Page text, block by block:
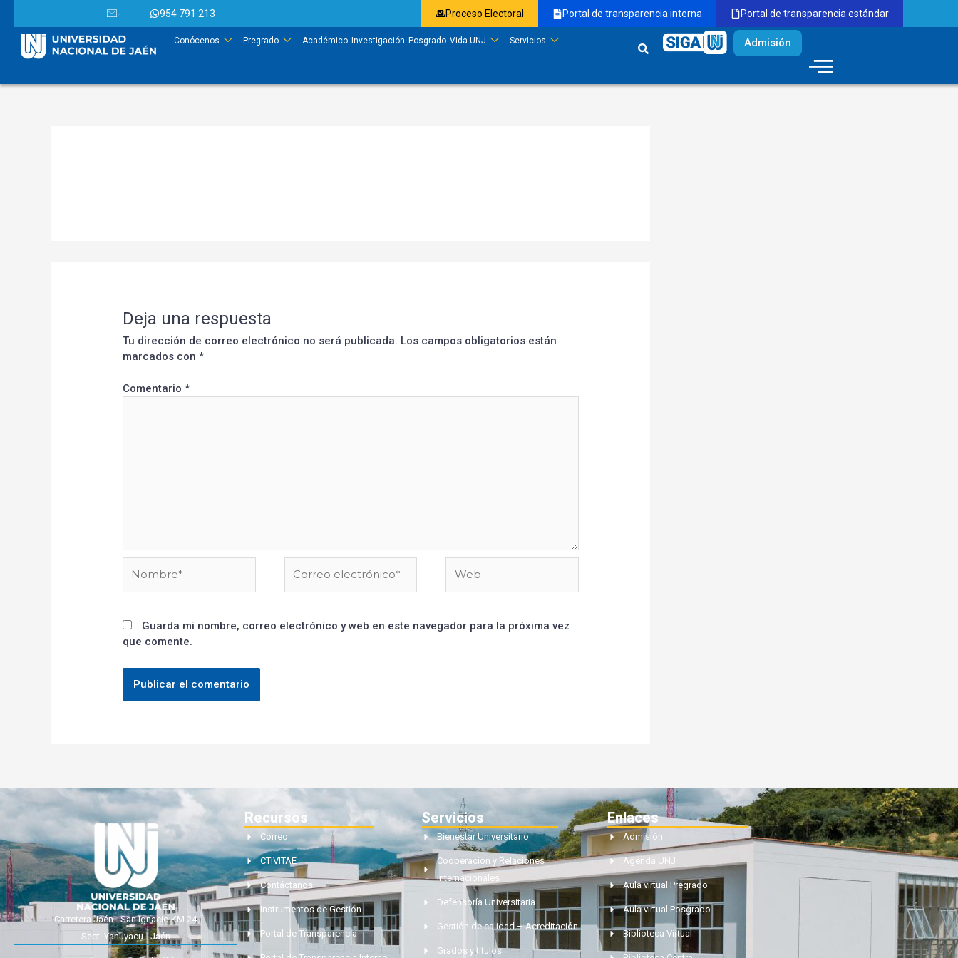
- 954 791 213 Proceso Electoral Portal de transparencia interna Portal de transparencia estándar
Conócenos Pregrado Académico Investigación Posgrado Vida UNJ Servicios Admisión
Deja una respuesta
Tu dirección de correo electrónico no será publicada. Los campos obligatorios están
marcados con*
Comentario*
Guarda mi nombre, correo electrónico y web en este navegador para la próxima vez
que comente.
Carretera Jaén - San Ignacio KM 24
Sect. Yanuyacu - Jaén
Recursos
Correo
CTIVITAE
Contáctanos
Instrumentos de Gestión
Portal de Transparencia
Servicios
Bienestar Universitario
Cooperación y Relaciones
Internacionales
Defensoría Universitaria
Gestión de calidad – Acreditación
Grados y titulos
Enlaces
Admisión
Agenda UNJ
Aula virtual Pregrado
Aula virtual Posgrado
Biblioteca Virtual